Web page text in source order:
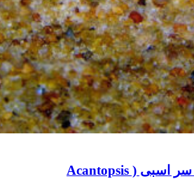
همه چیز در مورد لوچ سر اسبی ( Acantopsis